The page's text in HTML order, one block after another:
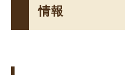
情報